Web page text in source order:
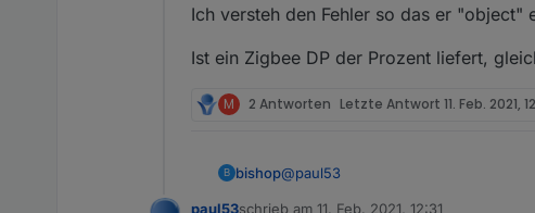
Ich versteh den Fehler so das er
Ist ein Zigbee DP der Prozent liefert,
M 2 Antworten Letzte Antwort 11. Feb. 2021,
B bishop@paul53
paul53schrieb am 11. Feb. 2021, 12:31